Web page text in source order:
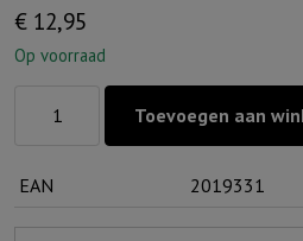
€ 12,95
Op voorraad
..
zij
Toevoegen aan
EAN 2019331